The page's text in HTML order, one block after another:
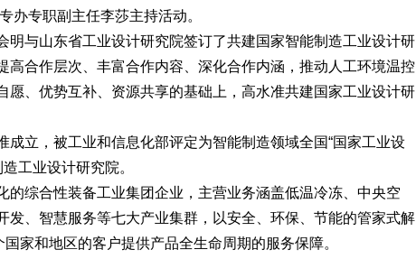
办专职副主任李莎主持活动。
明与山东省工业设计研究院签订了共建国家智能制造工业设计研
高合作层次、丰富合作内容、深化合作内涵，推动人工环境温控
愿、优势互补、资源共享的基础上，高水准共建国家工业设计研
立，被工业和信息化部评定为智能制造领域全国“国家工业设
工业设计研究院。
的综合性装备工业集团企业，主营业务涵盖低温冷冻、中央空
、智慧服务等七大产业集群，以安全、环保、节能的管家式解
家和地区的客户提供产品全生命周期的服务保障。